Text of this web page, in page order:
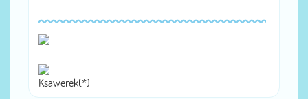
Ksawerek(*)